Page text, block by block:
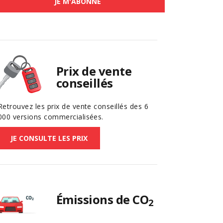
Prix de vente
conseillés
les prix de vente conseillés des 6
versions commercialisées.
JE CONSULTE LES PRIX
Émissions de CO2